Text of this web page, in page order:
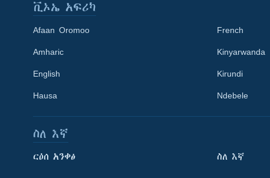
Learning English
ቋንቋዎች
ቪኦኤ አፍሪካ
Afaan Oromoo
Amharic
English
Hausa
French
Kinyarwanda
Kirundi
Ndebele
ስለ እኛ
ርዕሰ አንቀፅ ስለ እኛ